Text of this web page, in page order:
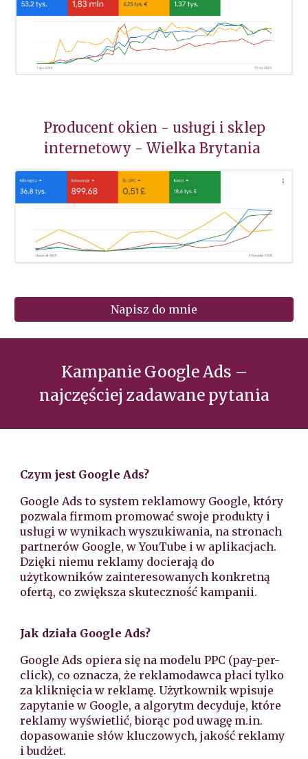
Producent okien - usługi i sklep
internetowy - Wielka Brytania
Napisz do mnie
Kampanie Google Ads –
najczęściej zadawane pytania
Czym jest Google Ads?
Google Ads to system reklamowy Google, który
pozwala firmom promować swoje produkty i
usługi w wynikach wyszukiwania, na stronach
partnerów Google, w YouTube i w aplikacjach.
Dzięki niemu reklamy docierają do
użytkowników zainteresowanych konkretną
ofertą, co zwiększa skuteczność kampanii.
Jak działa Google Ads?
Google Ads opiera się na modelu PPC (pay-per-
click), co oznacza, że reklamodawca płaci tylko
za kliknięcia w reklamę. Użytkownik wpisuje
zapytanie w Google, a algorytm decyduje, które
reklamy wyświetlić, biorąc pod uwagę m.in.
dopasowanie słów kluczowych, jakość reklamy
i budżet.